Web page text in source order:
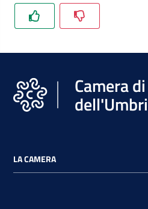
Camera
LA CAMERA